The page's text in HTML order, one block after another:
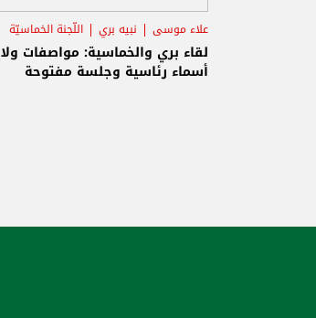
علاء موسى نبيه بري اللّجنة الخماسيّة
لقاء بري والخماسية: مواصفات ولا
أسماء رئاسية وجلسة مفتوحة